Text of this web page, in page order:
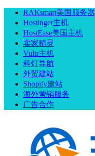
RAKsmart美国服务器
Hostinger主机
HostEase美国主机
卖家精灵
Vultr主机
科灯导航
外贸建站
Shopify建站
海外营销服务
广告合作